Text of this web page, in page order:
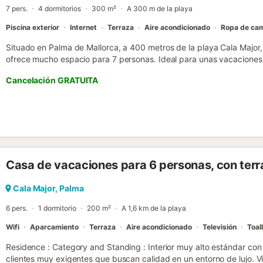
7 pers. 4 dormitorios 300 m² A 300 m de la playa
Piscina exterior Internet Terraza Aire acondicionado Ropa de
Situado en Palma de Mallorca, a 400 metros de la playa Cala
ofrece mucho espacio para 7 personas. Ideal para unas
Restaurantes y bares están cerca de la casa; además se puede
El campo de golf Son Vida está a 4 km mientras el Club Náutico
capital de la isla tiene muchas posibilidades de ocio, cultura y
famoso por el mercadillo, donde se puede comer buenas tapas
barrio de Sant Jaume y Santa Catalina hay muchos museos y
que encontrará todos los servicios esenciales cerca. En la piscina
x 4 metros y una profundidad de entre 1.4 y 2 metros. Alrededor
Cancelación GRATUITA
Casa de vacaciones para 6 personas, con
Cala Major, Palma
6 pers. 1 dormitorio 200 m² A 1,6 km de la playa
Wifi Aparcamiento Terraza Aire acondicionado Televisión
Residence : Category and Standing : Interior muy alto estándar
clientes muy exigentes que buscan calidad en un entorno de lujo.